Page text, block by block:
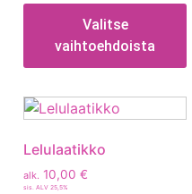
Valitse
vaihtoehdoista
Lelulaatikko
alk. 10,00 €
sis. ALV 25,5%